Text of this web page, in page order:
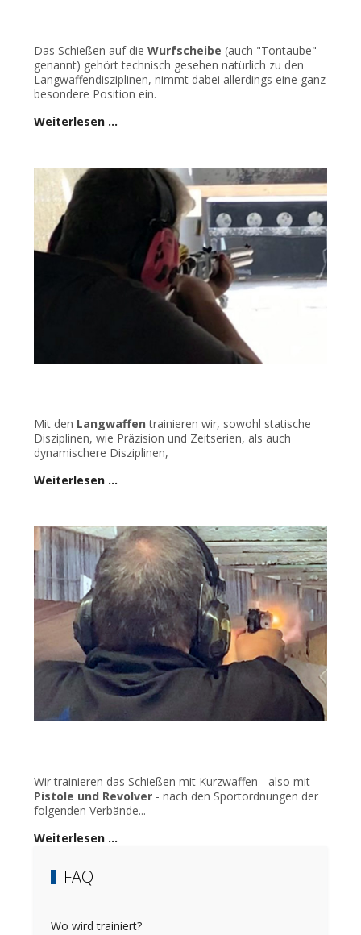
Das Schießen auf die Wurfscheibe (auch "Tontaube"
genannt) gehört technisch gesehen natürlich zu den
Langwaffendisziplinen, nimmt dabei allerdings eine ganz
besondere Position ein.
Weiterlesen …
Mit den Langwaffen trainieren wir, sowohl statische
Disziplinen, wie Präzision und Zeitserien, als auch
dynamischere Disziplinen,
Weiterlesen …
Wir trainieren das Schießen mit Kurzwaffen - also mit
Pistole und Revolver - nach den Sportordnungen der
folgenden Verbände...
Weiterlesen …
FAQ
Wo wird trainiert?